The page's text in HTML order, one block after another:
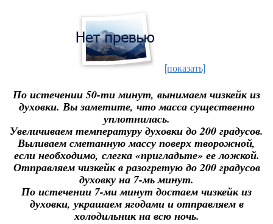
[показать]
По истечении 50-ти минут, вынимаем чизкейк из
духовки. Вы заметите, что масса существенно
уплотнилась.
Увеличиваем температуру духовки до 200 градусов.
Выливаем сметанную массу поверх творожной,
если необходимо, слегка «пригладьте» ее ложкой.
Отправляем чизкейк в разогретую до 200 градусов
духовку на 7-мь минут.
По истечении 7-ми минут достаем чизкейк из
духовки, украшаем ягодами и отправляем в
холодильник на всю ночь.